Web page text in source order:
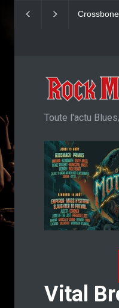
Dead
Toute l'actu
Vital